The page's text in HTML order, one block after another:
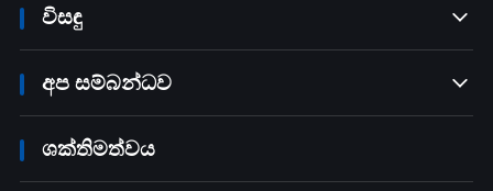
විසඳු 
අප සම්බන්ධව 
ශක්තිමත්වය